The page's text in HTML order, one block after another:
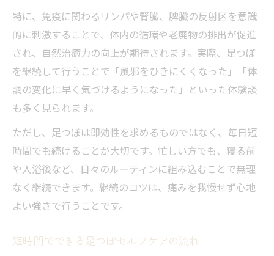
特に、免疫に関わるリンパや腎臓、脾臓の反射区を意識
的に刺激することで、体内の循環や老廃物の排出が促進
され、自然治癒力の向上が期待されます。実際、足つぼ
を継続して行うことで「風邪をひきにくくなった」「体
調の変化に早く気づけるようになった」といった体験談
も多く見られます。
ただし、足つぼは即効性を求めるものではなく、毎日短
時間でも続けることが大切です。忙しい方でも、寝る前
や入浴後など、日々のルーティンに組み込むことで無理
なく継続できます。継続のコツは、痛みを我慢せず心地
よい強さで行うことです。
短時間でできる足つぼセルフケアの流れ